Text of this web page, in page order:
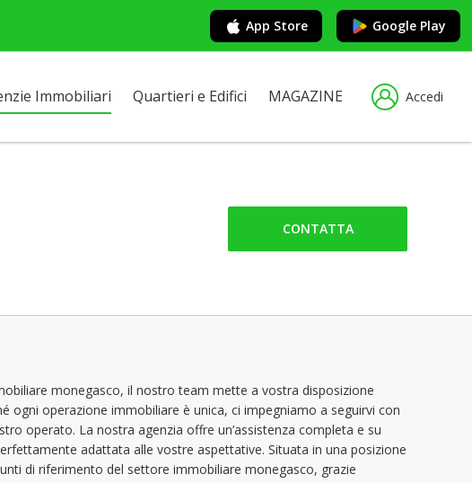
App Store Google Play
Immobiliari Quartieri e Edifici MAGAZINE Accedi
CONTATTA
monegasco, il nostro team mette a vostra disposizione
operazione immobiliare è unica, ci impegniamo a seguirvi con
operato. La nostra agenzia offre un’assistenza completa e su
adattata alle vostre aspettative. Situata in una posizione
di riferimento del settore immobiliare monegasco, grazie